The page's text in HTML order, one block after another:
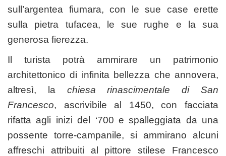
sull’argentea fiumara, con le sue case erette
sulla pietra tufacea, le sue rughe e la sua
generosa fierezza.
Il turista potrà ammirare un patrimonio
architettonico di infinita bellezza che annovera,
altresì, la chiesa rinascimentale di San
Francesco, ascrivibile al 1450, con facciata
rifatta agli inizi del ‘700 e spalleggiata da una
possente torre-campanile, si ammirano alcuni
affreschi attribuiti al pittore stilese Francesco